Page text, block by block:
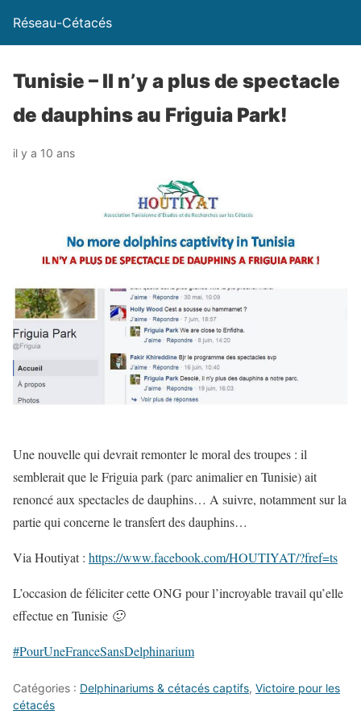
Réseau-Cétacés
Tunisie – Il n’y a plus de spectacle
de dauphins au Friguia Park!
il y a 10 ans
Une nouvelle qui devrait remonter le moral des troupes : il
semblerait que le Friguia park (parc animalier en Tunisie) ait
renoncé aux spectacles de dauphins… A suivre, notamment sur la
partie qui concerne le transfert des dauphins…
Via Houtiyat : https://www.facebook.com/HOUTIYAT/?fref=ts
L’occasion de féliciter cette ONG pour l’incroyable travail qu’elle
effectue en Tunisie 🙂
‪#‎PourUneFranceSansDelphinarium‬
Catégories : Delphinariums & cétacés captifs, Victoire pour les
cétacés